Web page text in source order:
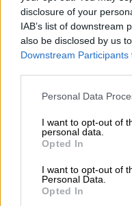
disclosure of your
IAB’s list of downstream
also be disclosed by us
Downstream Participants
Personal Data
I want to opt-out of
personal data.
Opted In
I want to opt-out of
Personal Data.
Opted In
La ministra de
informado sobre
del Ministerio
unidades
mejora de la
luchar contra la
aprobado la figura
para personas
puedan puedan
vulnerabilidad.
Gobierno Consejo de
medidas sociales